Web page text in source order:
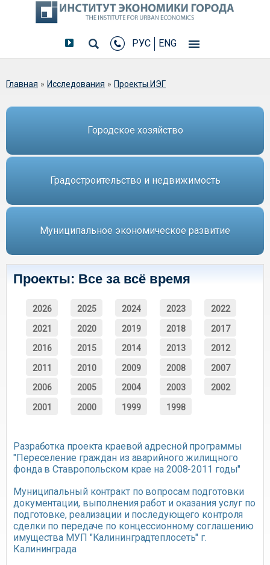
РУС ENG
Вы здесь
Главная » Исследования » Проекты ИЭГ
Городское хозяйство
Градостроительство и недвижимость
Муниципальное экономическое развитие
Проекты: Все за всё время
2026 2025 2024 2023 2022
2021 2020 2019 2018 2017
2016 2015 2014 2013 2012
2011 2010 2009 2008 2007
2006 2005 2004 2003 2002
2001 2000 1999 1998
Разработка проекта краевой адресной программы
"Переселение граждан из аварийного жилищного
фонда в Ставропольском крае на 2008-2011 годы"
Муниципальный контракт по вопросам подготовки
документации, выполнения работ и оказания услуг по
подготовке, реализации и последующего контроля
сделки по передаче по концессионному соглашению
имущества МУП "Калининградтеплосеть" г.
Калининграда